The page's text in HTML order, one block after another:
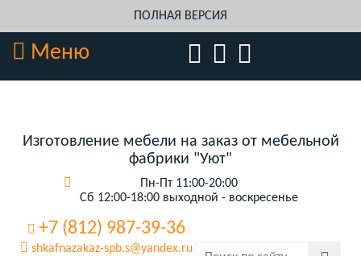
ПОЛНАЯ ВЕРСИЯ
Меню
Изготовление мебели на заказ от мебельной
фабрики "Уют"
Пн-Пт 11:00-20:00
Сб 12:00-18:00 выходной - воскресенье
+7 (812) 987-39-36
shkafnazakaz-spb.s@yandex.ru